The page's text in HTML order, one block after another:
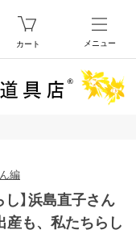
カート メニュー
編
し】浜島直子さん
産も、私たちらし